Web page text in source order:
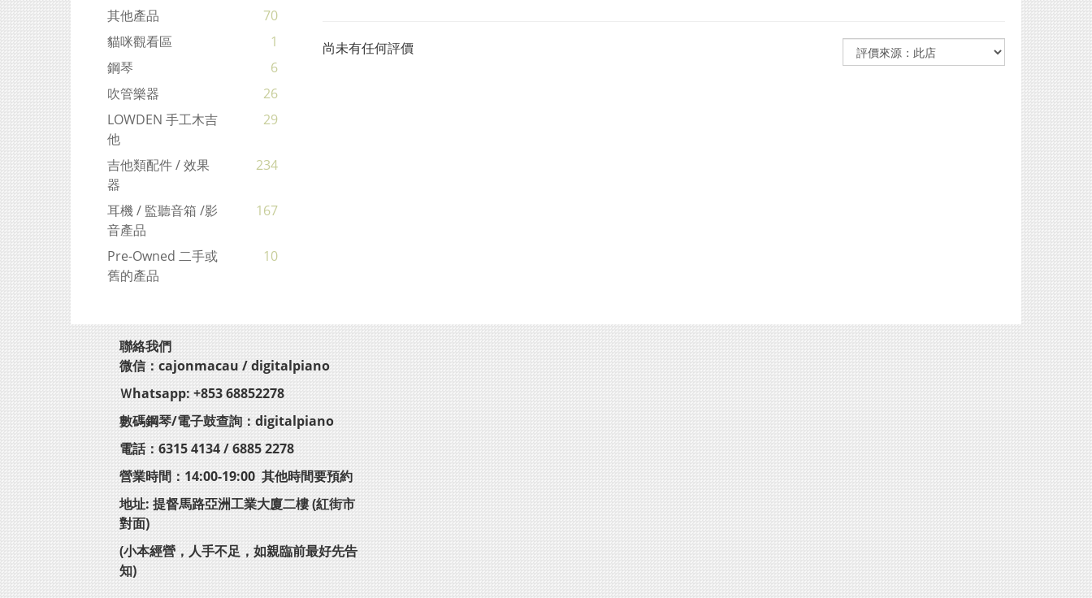
其他產品
70
貓咪觀看區
1
鋼琴
6
吹管樂器
26
LOWDEN 手工木吉
他
29
吉他類配件 / 效果
器
234
耳機 / 監聽音箱 /影
音產品
167
Pre-Owned 二手或
舊的產品
10
尚未有任何評價
聯絡我們
微信：cajonmacau / digitalpiano
Ｗhatsapp: +853 68852278
數碼鋼琴/電子鼓查詢：digitalpiano
電話：6315 4134 / 6885 2278
營業時間：14:00-19:00 其他時間要預約
地址: 提督馬路亞洲工業大廈二樓 (紅街市
對面)
(小本經營，人手不足，如親臨前最好先告
知)